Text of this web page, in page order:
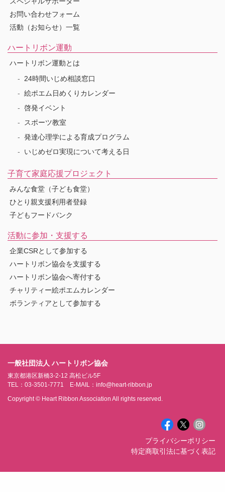
お問い合わせフォーム
活動（お知らせ）一覧
ハートリボン運動
ハートリボン運動とは
24時間いじめ相談窓口
絵ポエム日めくりカレンダー
啓発イベント
スポーツ教室
発達心理学による育成プログラム
いじめゼロ実現について考える日
子育て家庭応援プロジェクト
みんな食堂（子ども食堂）
ひとり親支援利用者登録
子どもフードバンク
活動に参加・支援する
企業CSRとして参加する
ハートリボン協会を支援する
ハートリボン協会へ寄付する
チャリティー絵ポエムカレンダー
ボランティアとして参加する
一般社団法人 ハートリボン協会
東京都港区新橋3-2-12 高松ビル5F
TEL：03-3501-7771 E-MAIL：info@heart-ribbon.jp
Copyright © Heart Ribbon Association All rights reserved.
プライバシーポリシー
特定商取引法に基づく表記